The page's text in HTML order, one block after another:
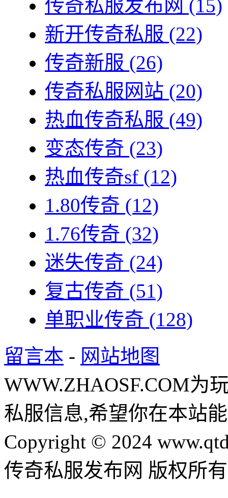
传奇私服发布网 (15)
新开传奇私服 (22)
传奇新服 (26)
传奇私服网站 (20)
热血传奇私服 (49)
变态传奇 (23)
热血传奇sf (12)
1.80传奇 (12)
1.76传奇 (32)
迷失传奇 (24)
复古传奇 (51)
单职业传奇 (128)
留言本 - 网站地图
WWW.ZHAOSF.COM为
私服信息,希望你在本站
Copyright © 2024
传奇私服发布网 版权所有